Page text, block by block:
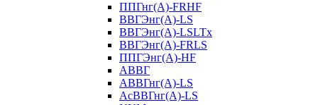
ППГнг(А)-FRHF
ВВГЭнг(А)-LS
ВВГЭнг(А)-LSLTx
ВВГЭнг(А)-FRLS
ППГЭнг(А)-HF
АВВГ
АВВГнг(А)-LS
АсВВГнг(А)-LS